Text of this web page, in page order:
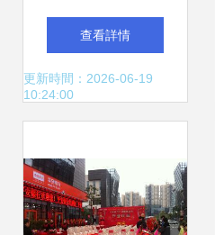
打造卓越商業慶典
服務的行業標桿
查看詳情
更新時間：2026-06-19
10:24:00